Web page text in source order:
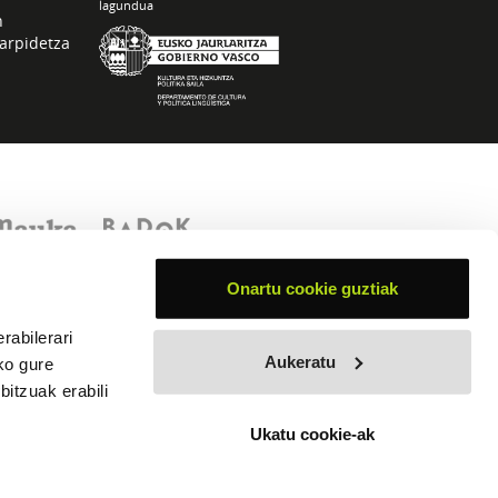
gure
erabili
Onartu cookie guztiak
Aukeratu
Ukatu cookie-ak
lagundua